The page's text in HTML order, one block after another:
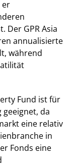
er
Der GPR Asia
annualisierte
während
Fund ist für
da
eine relativ
in
Fonds eine